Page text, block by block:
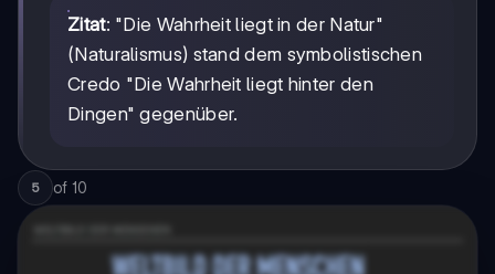
Zitat: "Die Wahrheit liegt in der Natur"
(Naturalismus) stand dem symbolistischen
Credo "Die Wahrheit liegt hinter den
Dingen" gegenüber.
5 of 10